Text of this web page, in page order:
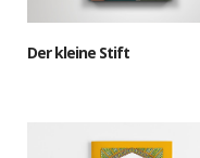
Der kleine Stift